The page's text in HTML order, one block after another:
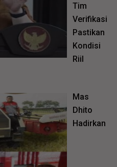
Tim
Verifikasi
Pastikan
Kondisi
Riil
Mas
Dhito
Hadirkan